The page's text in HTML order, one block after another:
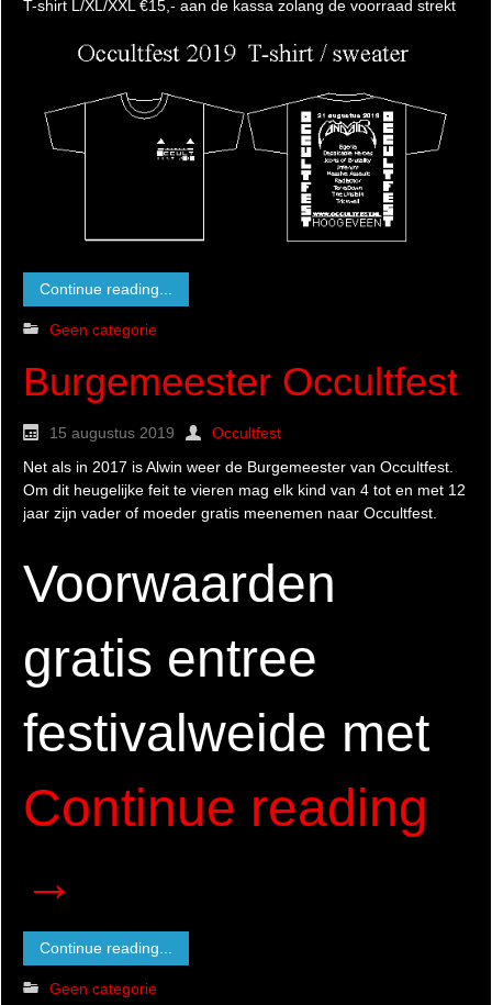
T-shirt L/XL/XXL €15,- aan de kassa zolang de voorraad strekt
Continue reading...
Geen categorie
Burgemeester Occultfest
15 augustus 2019
Occultfest
Net als in 2017 is Alwin weer de Burgemeester van Occultfest.
Om dit heugelijke feit te vieren mag elk kind van 4 tot en met 12
jaar zijn vader of moeder gratis meenemen naar Occultfest.
Voorwaarden
gratis entree
festivalweide met
Continue reading
→
Continue reading...
Geen categorie